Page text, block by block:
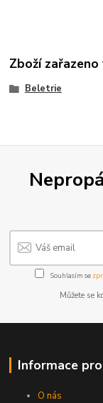
Zboží
Beletrie
Souhlasím se
Můžete se
Informace
O nás